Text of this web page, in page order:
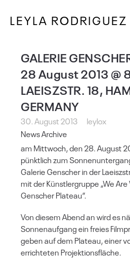
LEYLA RODRIGUEZ
GALERIE
28 August 2013 @
LAEISZSTR. 18,
GERMANY
30. August 2013
leylox
News Archive
am Mittwoch, den 28. August
pünktlich zum
Galerie Genscher in der
mit der Künstlergruppe „We Are
Genscher Plateau”.
Von diesem Abend an wird es
Sonnenaufgang ein freies
geben auf dem Plateau, einer
errichteten Projektionsfläche.